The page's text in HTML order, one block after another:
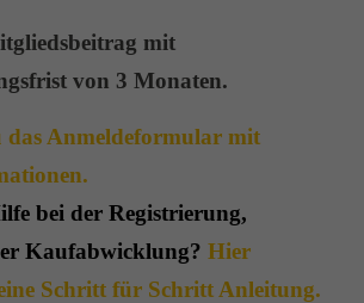
mit
von 3 Monaten.
das Anmeldeformular mit
bei der Registrierung,
Kaufabwicklung? Hier
Schritt für Schritt Anleitung.